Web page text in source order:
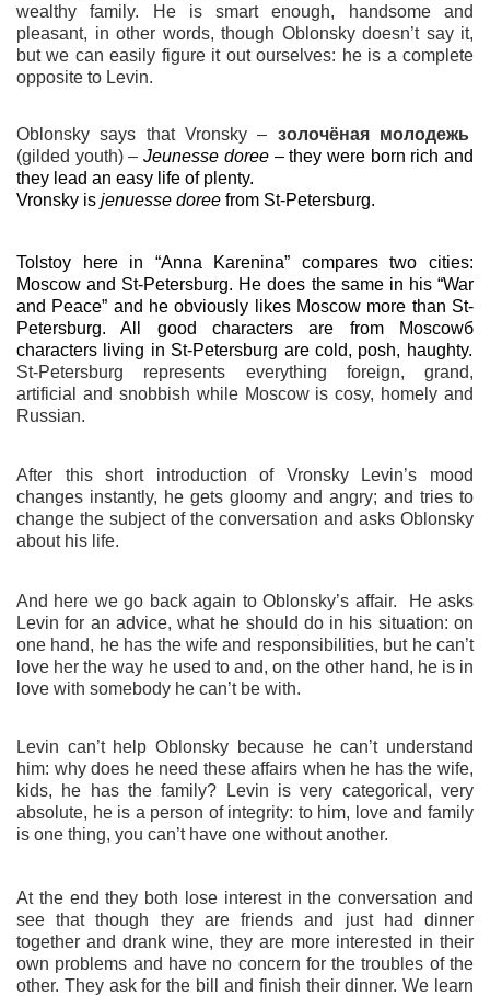
wealthy family. He is smart enough, handsome and
pleasant, in other words, though Oblonsky doesn’t say it,
but we can easily figure it out ourselves: he is a complete
opposite to Levin.
Oblonsky says that Vronsky – золочёная молодежь
(gilded youth) –Jeunesse doree– they were born rich and
they lead an easy life of plenty.
Vronsky is jenuesse doree from St-Petersburg.
Tolstoy here in “Anna Karenina” compares two cities:
Moscow and St-Petersburg. He does the same in his “War
and Peace” and he obviously likes Moscow more than St-
Petersburg. All good characters are from Moscowб
characters living in St-Petersburg are cold, posh, haughty.
St-Petersburg represents everything foreign, grand,
artificial and snobbish while Moscow is cosy, homely and
Russian.
After this short introduction of Vronsky Levin’s mood
changes instantly, he gets gloomy and angry; and tries to
change the subject of the conversation and asks Oblonsky
about his life.
And here we go back again to Oblonsky’s affair.
He asks
Levin for an advice, what he should do in his situation: on
one hand, he has the wife and responsibilities, but he can’t
love her the way he used to and, on the other hand, he is in
love with somebody he can’t be with.
Levin can’t help Oblonsky because he can’t understand
him: why does he need these affairs when he has the wife,
kids, he has the family?
Levin is very categorical, very
absolute, he is a person of integrity: to him, love and family
is one thing, you can’t have one without another.
At the end they both lose interest in the conversation and
see that though they are friends and just had dinner
together and drank wine, they are more interested in their
own problems and have no concern for the troubles of the
other. They ask for the bill and finish their dinner. We learn